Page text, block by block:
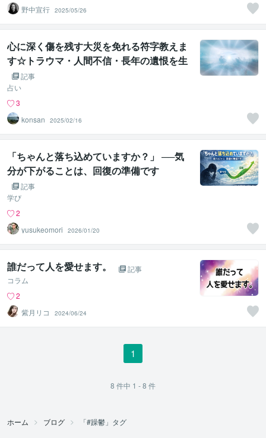
野中宣行 2025/05/26
心に深く傷を残す大災を免れる符字教えま
す☆トラウマ・人間不信・長年の遺恨を生
まない秘儀☆
記事
占い
3
konsan
2025/02/16
「ちゃんと落ち込めていますか？」 ──気
分が下がることは、回復の準備です
記事
学び
2
yusukeomori
2026/01/20
誰だって人を愛せます。
記事
コラム
2
紫月リコ
2024/06/24
1
8 件中 1 - 8 件
ホーム ブログ 「#躁鬱」タグ